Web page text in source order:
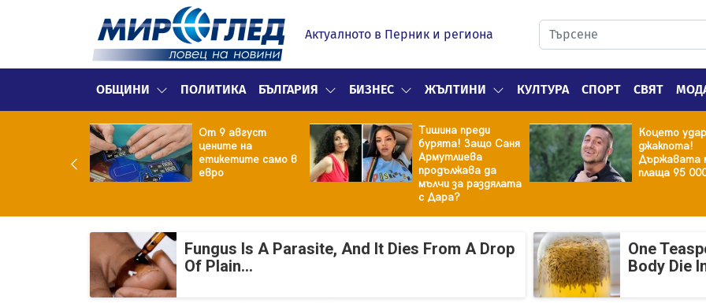
Актуалното в Перник и региона
ОБЩИНИ ПОЛИТИКА БЪЛГАРИЯ БИЗНЕС ЖЪЛТИНИ КУЛТУРА СПОРТ СВЯТ
От 9 август
цените на
етикетите само в
евро
Тишина преди
бурята! Защо Саня
Армутлиева
продължава да
мълчи за раздялата
с Дара?
Коцето
джакпота!
Държавата
плаща 95
Fungus Is A Parasite, And It Dies From A Drop
Of Plain...
One
Body Die